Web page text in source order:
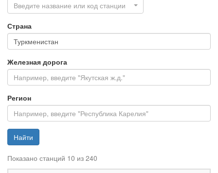
Введите название или код станции
Страна
Железная дорога
Регион
Найти
Показано станций 10 из 240